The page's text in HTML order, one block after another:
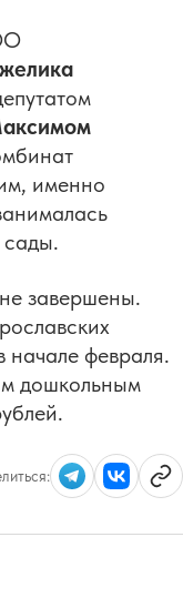
именно
сады.
завершены.
начале февраля.
дошкольным